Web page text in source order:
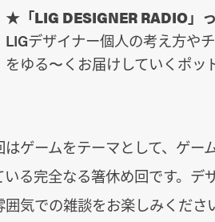
★「LIG DESIGNER RADIO」
LIGデザイナー個人の考え方や
をゆる〜くお届けしていくポ
はゲームをテーマとして、ゲー
いる完全なる箸休め回です。
囲気での雑談をお楽しみくださ